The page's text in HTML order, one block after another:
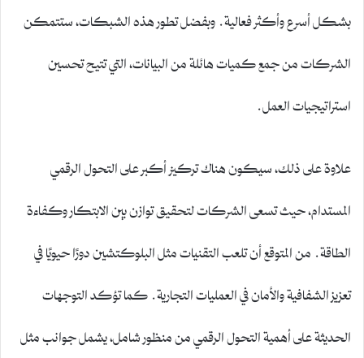
بشكل أسرع وأكثر فعالية. وبفضل تطور هذه الشبكات، ستتمكن
الشركات من جمع كميات هائلة من البيانات، التي تتيح تحسين
استراتيجيات العمل.
علاوة على ذلك، سيكون هناك تركيز أكبر على التحول الرقمي
المستدام، حيث تسعى الشركات لتحقيق توازن بين الابتكار وكفاءة
الطاقة. من المتوقع أن تلعب التقنيات مثل البلوكتشين دورًا حيويًا في
تعزيز الشفافية والأمان في العمليات التجارية. كما تؤكد التوجهات
الحديثة على أهمية التحول الرقمي من منظور شامل، يشمل جوانب مثل